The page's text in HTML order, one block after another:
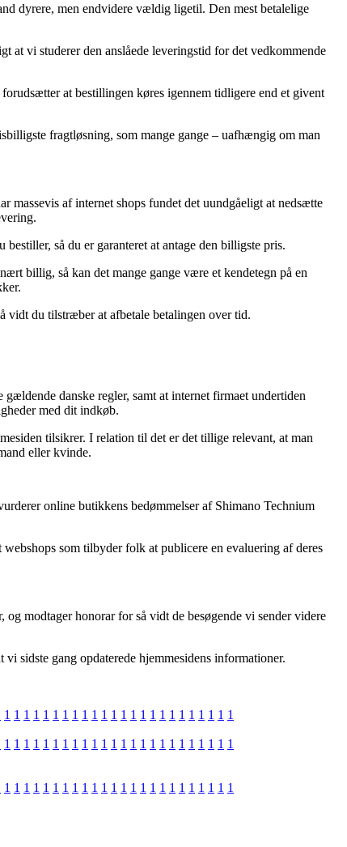
dyrere, men endvidere vældig ligetil. Den mest betalelige
vi studerer den anslåede leveringstid for det vedkommende
at bestillingen køres igennem tidligere end et givent
fragtløsning, som mange gange – uafhængig om man
massevis af internet shops fundet det uundgåeligt at nedsætte
så du er garanteret at antage den billigste pris.
billig, så kan det mange gange være et kendetegn på en
vidt du tilstræber at afbetale betalingen over tid.
danske regler, samt at internet firmaet undertiden
med dit indkøb.
tilsikrer. I relation til det er det tillige relevant, at man
eller kvinde.
online butikkens bedømmelser af Shimano Technium
som tilbyder folk at publicere en evaluering af deres
modtager honorar for så vidt de besøgende vi sender videre
sidste gang opdaterede hjemmesidens informationer.
1 1 1 1 1 1 1 1 1 1 1 1 1 1 1 1 1 1 1 1 1 1 1 1
1 1 1 1 1 1 1 1 1 1 1 1 1 1 1 1 1 1 1 1 1 1 1 1
1 1 1 1 1 1 1 1 1 1 1 1 1 1 1 1 1 1 1 1 1 1 1 1